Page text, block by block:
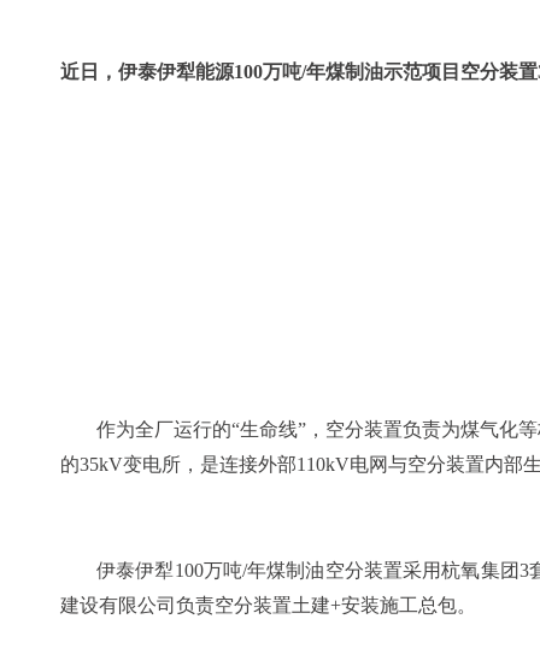
近日，伊泰伊犁能源100万吨/年煤制油示范项目空分装
作为全厂运行的“生命线”，空分装置负责为煤气化
的35kV变电所，是连接外部110kV电网与空分装置内部
伊泰伊犁100万吨/年煤制油空分装置采用杭氧集团3
建设有限公司 负责空分装置土建+安装施工总包。